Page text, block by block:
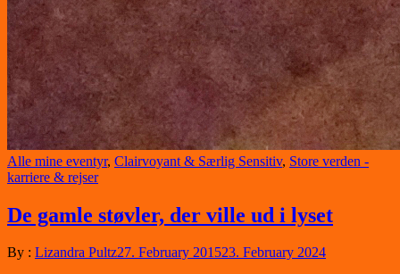
Alle mine eventyr, Clairvoyant & Særlig Sensitiv, Store verden -
karriere & rejser
De gamle støvler, der ville ud i lyset
By : Lizandra Pultz27. February 201523. February 2024